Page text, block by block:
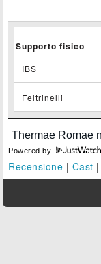
Supporto fisico
IBS
Feltrinelli
Powered by
Recensione | Cast |